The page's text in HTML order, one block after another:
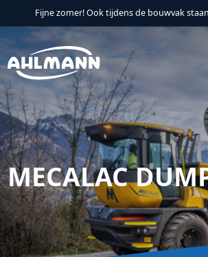
Verder naar navigatie
Ga naar hoofdinhoud
FooterFijne zomer! Ook tijdens de bouwvak
MECALAC